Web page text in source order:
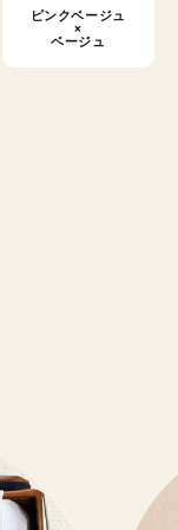
ピンクベージュ
×
ベージュ